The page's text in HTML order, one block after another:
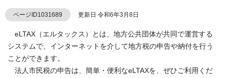
ページID1031689 更新日 令和6年3月8日
eLTAX（エルタックス）とは、地方公共団体が共同で運営する
システムで、インターネットを介して地方税の申告や納付を行う
ことができます。
法人市民税の申告は、簡単・便利なeLTAXを、ぜひご利用くだ